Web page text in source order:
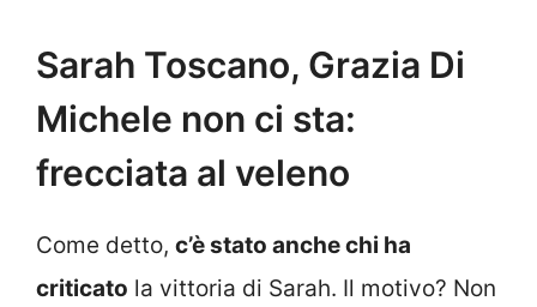
Sarah Toscano, Grazia Di
Michele non ci sta:
frecciata al veleno
Come detto, c’è stato anche chi ha
criticato la vittoria di Sarah. Il motivo? Non